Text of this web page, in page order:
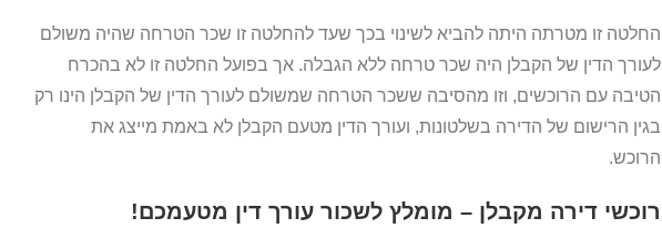
החלטה זו מטרתה היתה להביא לשינוי בכך שעד להחלטה זו שכר הטרחה שהיה משולם
לעורך הדין של הקבלן היה שכר טרחה ללא הגבלה. אך בפועל החלטה זו לא בהכרח
הטיבה עם הרוכשים, וזו מהסיבה ששכר הטרחה שמשולם לעורך הדין של הקבלן הינו רק
בגין הרישום של הדירה בשלטונות, ועורך הדין מטעם הקבלן לא באמת מייצג את
הרוכש.
רוכשי דירה מקבלן – מומלץ לשכור עורך דין מטעמכם!